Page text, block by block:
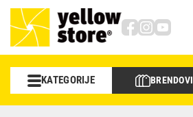
KATEGORIJE
Foto/video
BRENDOVI